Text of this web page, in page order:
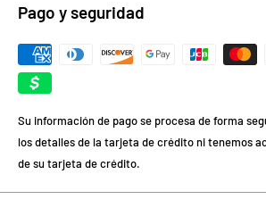
Pago y seguridad
Su información de pago se procesa de forma
los detalles de la tarjeta de crédito ni tenemos
de su tarjeta de crédito.